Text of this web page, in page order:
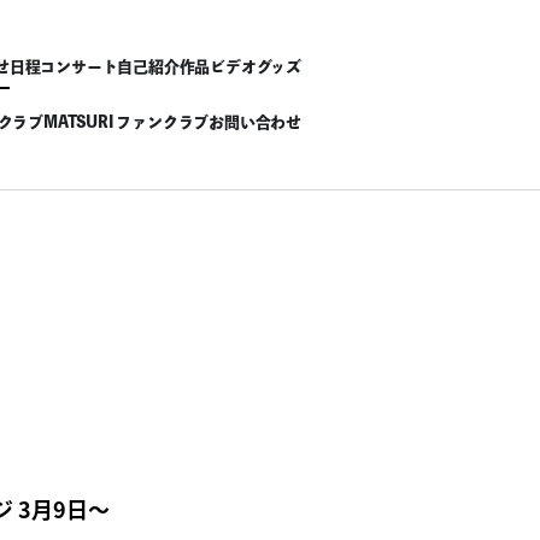
日程コンサート自己紹介作品ビデオグッズ
ラブMATSURI ファンクラブお問い合わせ
3月9日～